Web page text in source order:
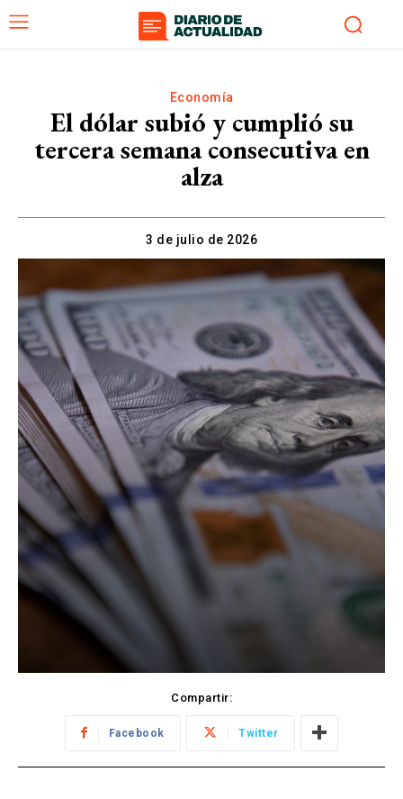
Economía
El dólar subió y cumplió su
tercera semana consecutiva en
alza
3 de julio de 2026
Compartir:
Facebook Twitter